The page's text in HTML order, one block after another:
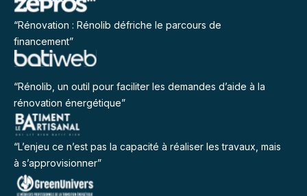
“Rénovation : Rénolib défriche le parcours de
financement”
“Rénolib, un outil pour faciliter les demandes d’aide à la
rénovation énergétique”
“L’enjeu ce n’est pas la capacité à réaliser les travaux, mais
à s’approvisionner”